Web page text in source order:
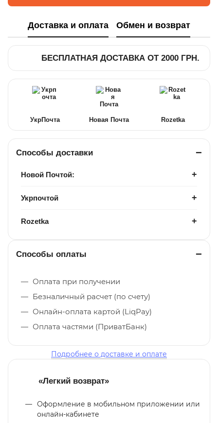
Доставка и оплата Обмен и возврат
БЕСПЛАТНАЯ ДОСТАВКА ОТ 2000 ГРН.
УкрПочта Новая Почта Rozetka
Способы доставки
Новой Почтой:
Укрпочтой
Rozetka
Способы оплаты
Оплата при получении
Безналичный расчет (по счету)
Онлайн-оплата картой (LiqPay)
Оплата частями (ПриватБанк)
Подробнее о доставке и оплате
«Легкий возврат»
Оформление в мобильном приложении или
онлайн-кабинете